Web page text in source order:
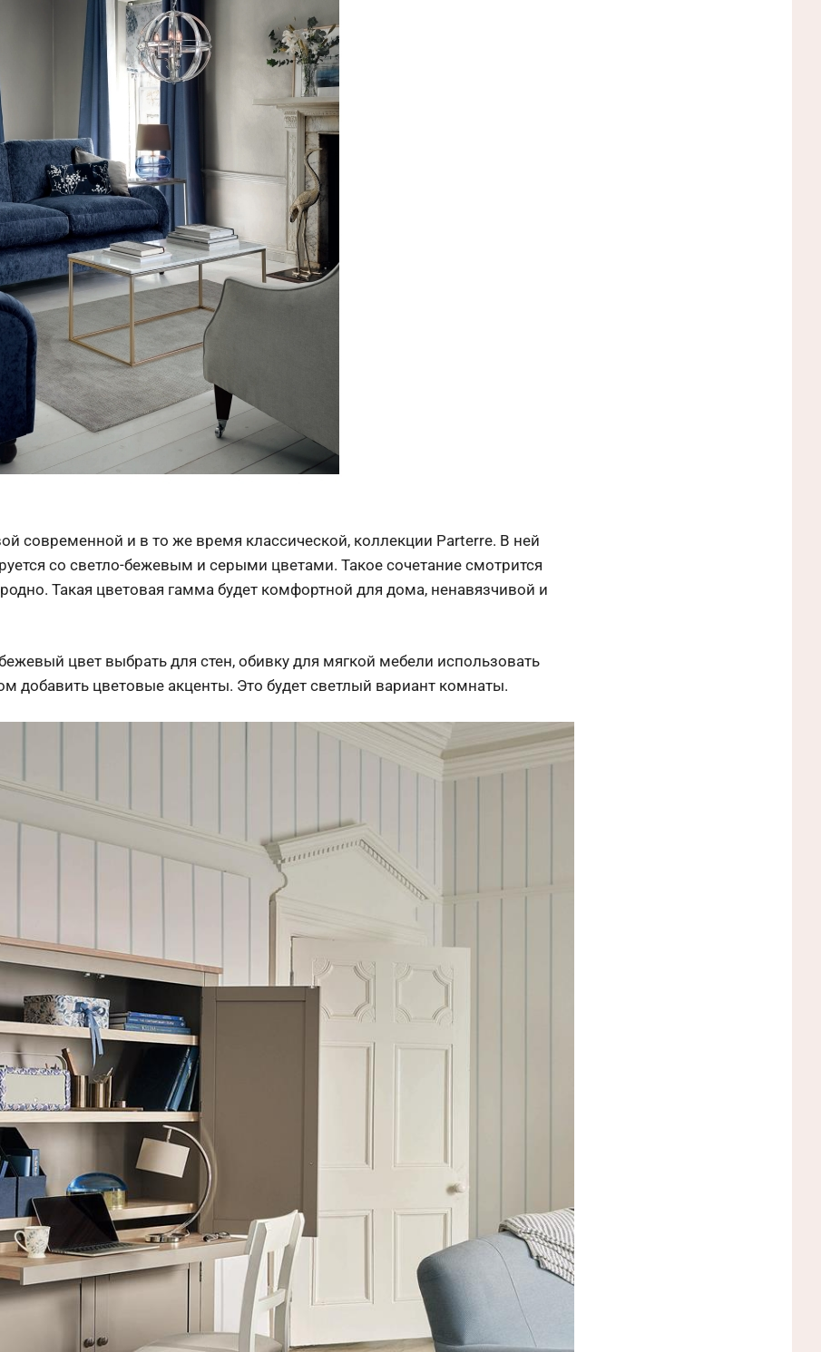
современной и в то же время классической, коллекции Parterre. В ней
со светло-бежевым и серыми цветами. Такое сочетание смотрится
Такая цветовая гамма будет комфортной для дома, ненавязчивой и
цвет выбрать для стен, обивку для мягкой мебели использовать
добавить цветовые акценты. Это будет светлый вариант комнаты.